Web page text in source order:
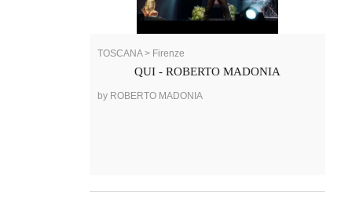
TOSCANA > Firenze
QUI - ROBERTO MADONIA
by ROBERTO MADONIA